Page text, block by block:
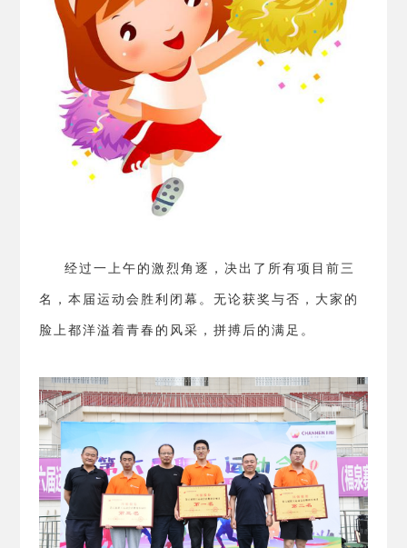
经过一上午的激烈角逐，决出了所有项目前三
名，本届运动会胜利闭幕。无论获奖与否，大家的
脸上都洋溢着青春的风采，拼搏后的满足。